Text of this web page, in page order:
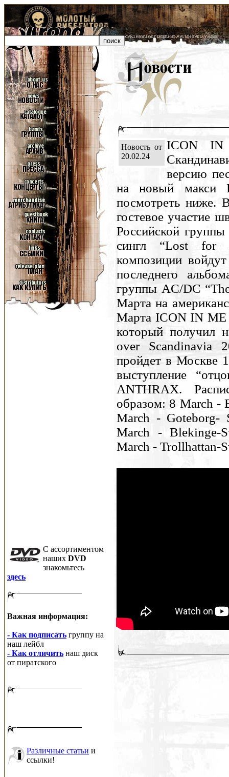
C ассортиментом
наших DVD
знакомьтесь
здесь
Важная информация:
- Как подписать группу на
наш лейбл
- Как отличить наш диск
от пиратского
Различные статьи и
ссылки!
Новость от
20.02.24
ICON
версию
на новый макси
посмотреть ниже.
гостевое участие
Российской
сингл “Lost for
композиции
последнего
группы AC/DC
Марта на
Марта ICON IN ME
который получил
over Scandinavia
пройдет в Москве
выступление
ANTHRAX.
образом: 8 March -
March - Goteborg-
March - Blekinge-
March - Trollhattan-